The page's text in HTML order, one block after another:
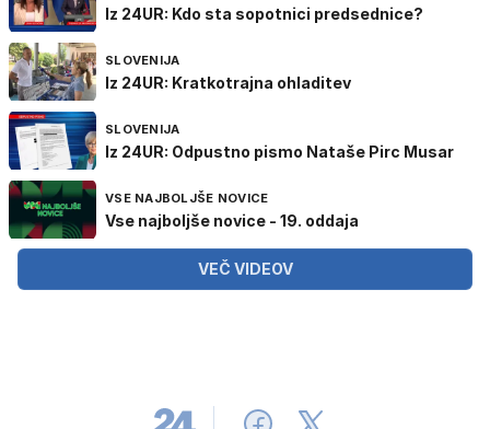
Iz 24UR: Kdo sta sopotnici predsednice?
SLOVENIJA
Iz 24UR: Kratkotrajna ohladitev
SLOVENIJA
Iz 24UR: Odpustno pismo Nataše Pirc Musar
VSE NAJBOLJŠE NOVICE
Vse najboljše novice - 19. oddaja
VEČ VIDEOV